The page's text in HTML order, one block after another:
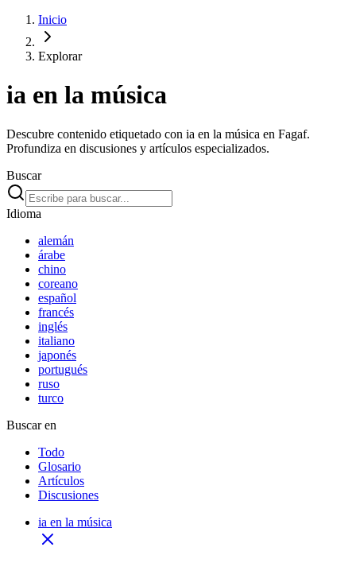
Inicio
Explorar
ia en la música
Descubre contenido etiquetado con ia en la música en Fagaf.
Profundiza en discusiones y artículos especializados.
Buscar
Idioma
alemán
árabe
chino
coreano
español
francés
inglés
italiano
japonés
portugués
ruso
turco
Buscar en
Todo
Glosario
Artículos
Discusiones
ia en la música